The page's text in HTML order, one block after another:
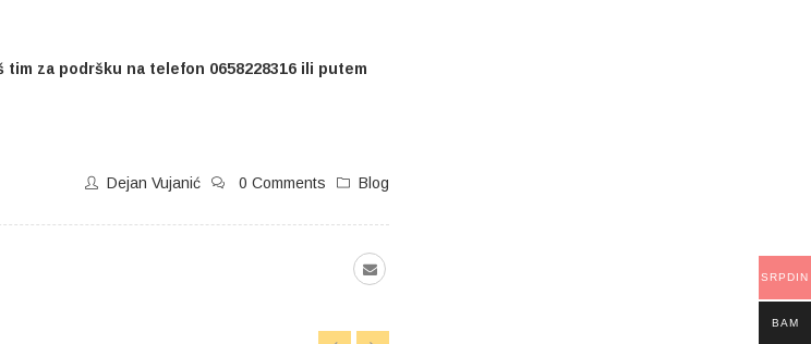
za podršku na telefon 0658228316 ili putem
Dejan Vujanić Blog
0 Comments
SRPDIN
BAM